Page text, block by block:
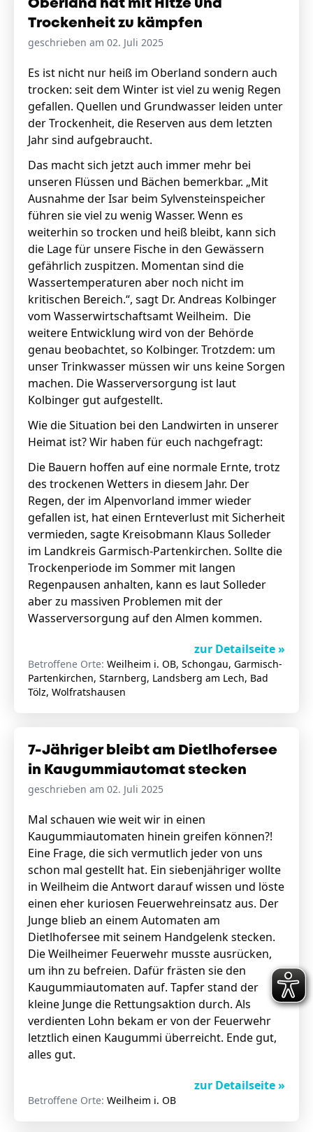
Oberland hat mit Hitze und
Trockenheit zu kämpfen
geschrieben am 02. Juli 2025
Es ist nicht nur heiß im Oberland sondern auch
trocken: seit dem Winter ist viel zu wenig Regen
gefallen. Quellen und Grundwasser leiden unter
der Trockenheit, die Reserven aus dem letzten
Jahr sind aufgebraucht.
Das macht sich jetzt auch immer mehr bei
unseren Flüssen und Bächen bemerkbar. „Mit
Ausnahme der Isar beim Sylvensteinspeicher
führen sie viel zu wenig Wasser. Wenn es
weiterhin so trocken und heiß bleibt, kann sich
die Lage für unsere Fische in den Gewässern
gefährlich zuspitzen. Momentan sind die
Wassertemperaturen aber noch nicht im
kritischen Bereich.“, sagt Dr. Andreas Kolbinger
vom Wasserwirtschaftsamt Weilheim. Die
weitere Entwicklung wird von der Behörde
genau beobachtet, so Kolbinger. Trotzdem: um
unser Trinkwasser müssen wir uns keine Sorgen
machen. Die Wasserversorgung ist laut
Kolbinger gut aufgestellt.
Wie die Situation bei den Landwirten in unserer
Heimat ist? Wir haben für euch nachgefragt:
Die Bauern hoffen auf eine normale Ernte, trotz
des trockenen Wetters in diesem Jahr. Der
Regen, der im Alpenvorland immer wieder
gefallen ist, hat einen Ernteverlust mit Sicherheit
vermieden, sagte Kreisobmann Klaus Solleder
im Landkreis Garmisch-Partenkirchen. Sollte die
Trockenperiode im Sommer mit langen
Regenpausen anhalten, kann es laut Solleder
aber zu massiven Problemen mit der
Wasserversorgung auf den Almen kommen.
zur Detailseite »
Betroffene Orte: Weilheim i. OB, Schongau, Garmisch-
Partenkirchen, Starnberg, Landsberg am Lech, Bad
Tölz, Wolfratshausen
7-Jähriger bleibt am Dietlhofersee
in Kaugummiautomat stecken
geschrieben am 02. Juli 2025
Mal schauen wie weit wir in einen
Kaugummiautomaten hinein greifen können?!
Eine Frage, die sich vermutlich jeder von uns
schon mal gestellt hat. Ein siebenjähriger wollte
in Weilheim die Antwort darauf wissen und löste
einen eher kuriosen Feuerwehreinsatz aus. Der
Junge blieb an einem Automaten am
Dietlhofersee mit seinem Handgelenk stecken.
Die Weilheimer Feuerwehr musste ausrücken,
um ihn zu befreien. Dafür frästen sie den
Kaugummiautomaten auf. Tapfer stand der
kleine Junge die Rettungsaktion durch. Als
verdienten Lohn bekam er von der Feuerwehr
letztlich einen Kaugummi überreicht. Ende gut,
alles gut.
zur Detailseite »
Betroffene Orte: Weilheim i. OB